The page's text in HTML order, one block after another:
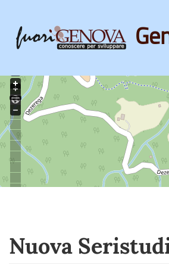
Skip
main
content
Nuova